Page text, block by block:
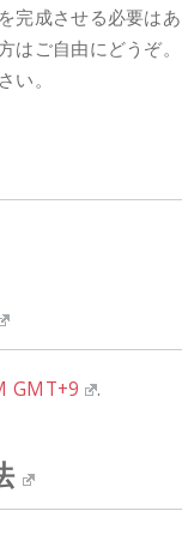
完成させる必要は
はご自由にどうぞ
い。
GMT+9 .